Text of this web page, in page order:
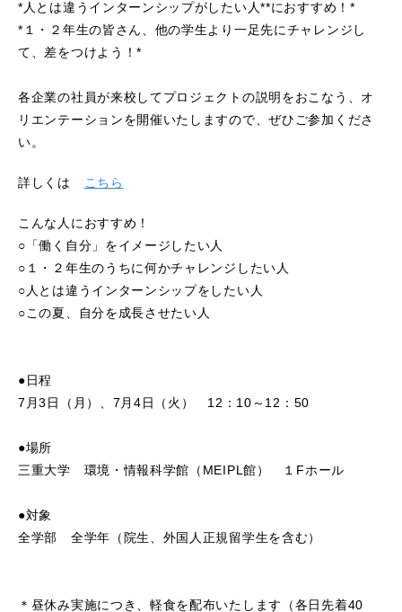
*人とは違うインターンシップがしたい人**におすすめ！*
*１・２年生の皆さん、他の学生より一足先にチャレンジし
て、差をつけよう！*
各企業の社員が来校してプロジェクトの説明をおこなう、オ
リエンテーションを開催いたしますので、ぜひご参加くださ
い。
詳しくは こちら
こんな人におすすめ！
○「働く自分」をイメージしたい人
○１・２年生のうちに何かチャレンジしたい人
○人とは違うインターンシップをしたい人
○この夏、自分を成長させたい人
●日程
7月3日（月）、7月4日（火） 12：10～12：50
●場所
三重大学 環境・情報科学館（MEIPL館） １Fホール
●対象
全学部 全学年（院生、外国人正規留学生を含む）
＊昼休み実施につき、軽食を配布いたします（各日先着40